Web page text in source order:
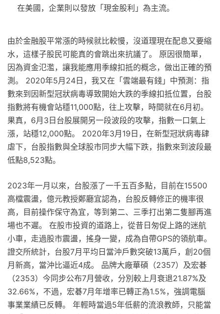
在美國，企業則以發放「現金股利」為主流。
由於金融股平常漲的時候就比較慢，沒道理現在配息又要縮
水，這樣子股民可能真的會跳出來抗議了。 原因很簡單，
因為資金氾濫，讓我能應用季線扣抵的概念，做出正確的預
測。 2020年5月24日，我又在「雲端最有錢」中預測：指
數來到因新型冠狀病毒導致開始大跌的季線扣抵位置，台股
指數將有機會站穩11,000點，往上攻擊，時間就在6月初。
果真，6月3日台股展開另一段波段的攻擊，指數一口氣上
漲，站穩12,000點。 2020年3月19日，在新型冠狀病毒肆
虐下，台股指數與全球股市同步大幅下跌，指數來到波段最
低點8,523點。
2023年一月以來，台股漲了一千五百多點，目前在15500
高檔震盪，億元教授鄭廳宜認為，台股反轉修正的機率很
高，目前操作保守為宜，等到第二、三季打出第二隻腳再進
場也不遲。 在股市投資的道路上，從昔日匆促上路的迷航
小車，走過股市震盪，搖身一變，成為自帶GPS的領航車。
證交所統計，台股7月平均日當沖戶數突破13萬戶，創20個
月新高，當沖比逼近4成。 品牌大廠華碩（2357）及宏碁
（2353）今同步公布7月營收，分別較上月衰退21.87%及
32.66%，不過，宏碁7月年增率已轉正為1.5%，強調電腦
事業業績已反轉。 年輕時當過5年低薪的流浪教師，只能當